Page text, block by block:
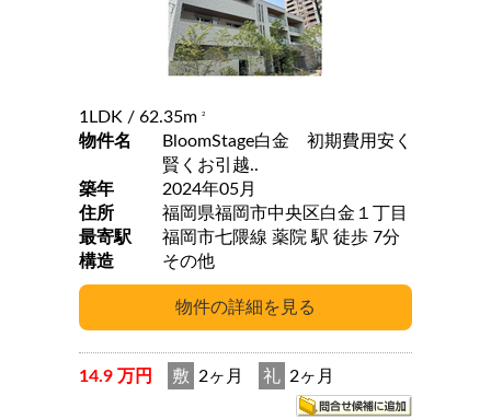
1LDK / 62.35m 2
物件名
BloomStage白金 初期費用安く
賢くお引越..
築年
2024年05月
住所
福岡県福岡市中央区白金１丁目
最寄駅
福岡市七隈線 薬院 駅 徒歩 7分
構造
その他
14.9 万円 敷 2ヶ月 礼 2ヶ月